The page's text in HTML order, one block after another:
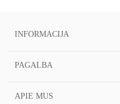
INFORMACIJA
PAGALBA
APIE MUS